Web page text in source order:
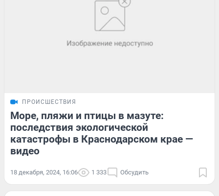
ПРОИСШЕСТВИЯ
Море, пляжи и птицы в мазуте:
последствия экологической
катастрофы в Краснодарском крае —
видео
18 декабря, 2024, 16:06 1 333 Обсудить